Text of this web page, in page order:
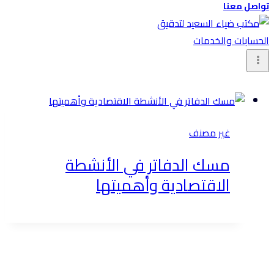
تواصل معنا
غير مصنف
مسك الدفاتر في الأنشطة
الاقتصادية وأهميتها